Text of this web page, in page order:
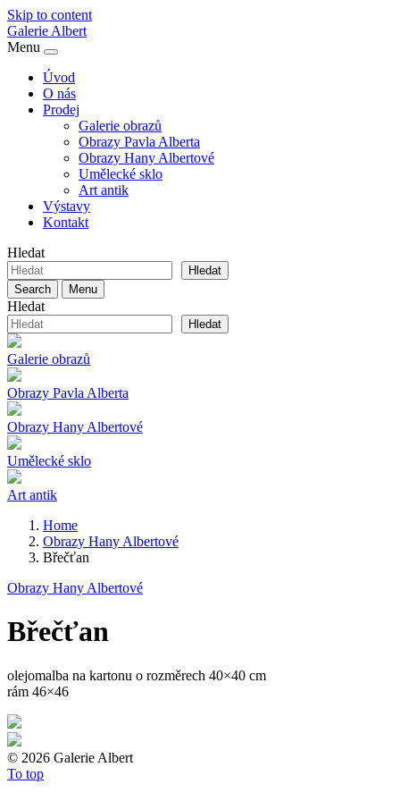
Skip to content
Galerie Albert
Menu
Úvod
O nás
Prodej
Galerie obrazů
Obrazy Pavla Alberta
Obrazy Hany Albertové
Umělecké sklo
Art antik
Výstavy
Kontakt
Hledat
Hledat
Search
Menu
Hledat
Hledat
Galerie obrazů
Obrazy Pavla Alberta
Obrazy Hany Albertové
Umělecké sklo
Art antik
Home
Obrazy Hany Albertové
Břečťan
Obrazy Hany Albertové
Břečťan
olejomalba na kartonu o rozměrech 40×40 cm
rám 46×46
© 2026 Galerie Albert
To top